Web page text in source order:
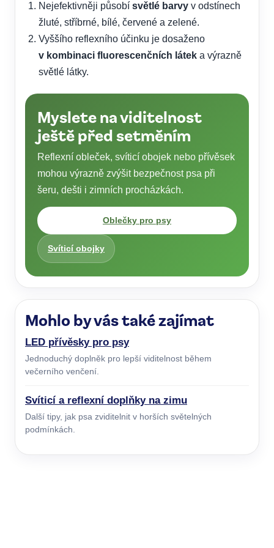
Nejefektivněji působí světlé barvy v odstínech
žluté, stříbrné, bílé, červené a zelené.
Vyššího reflexního účinku je dosaženo
v kombinaci fluorescenčních látek a výrazně
světlé látky.
Myslete na viditelnost
ještě před setměním
Reflexní obleček, svíticí obojek nebo přívěsek
mohou výrazně zvýšit bezpečnost psa při
šeru, dešti i zimních procházkách.
Oblečky pro psy
Svíticí obojky
Mohlo by vás také zajímat
LED přívěsky pro psy
Jednoduchý doplněk pro lepší viditelnost během
večerního venčení.
Svíticí a reflexní doplňky na zimu
Další tipy, jak psa zviditelnit v horších světelných
podmínkách.